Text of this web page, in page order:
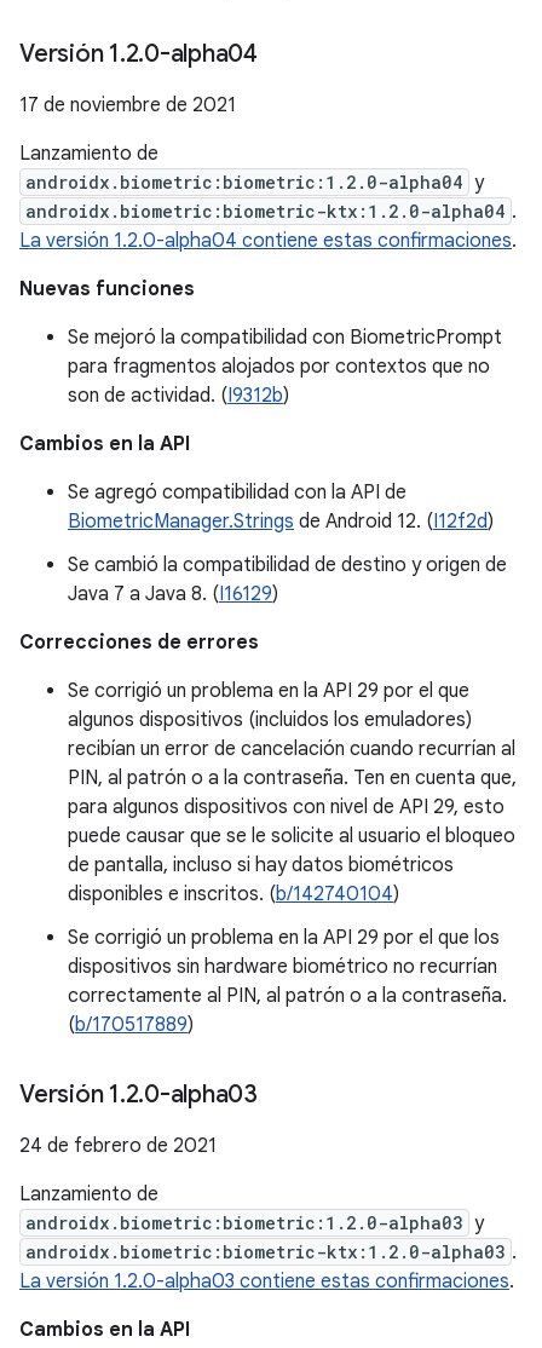
Versión 1.2.0-alpha04
17 de noviembre de 2021
Lanzamiento de
androidx.biometric:biometric:1.2.0-alpha04 y
androidx.biometric:biometric-ktx:1.2.0-alpha04 .
La versión 1.2.0-alpha04 contiene estas confirmaciones.
Nuevas funciones
Se mejoró la compatibilidad con BiometricPrompt
para fragmentos alojados por contextos que no
son de actividad. (I9312b)
Cambios en la API
Se agregó compatibilidad con la API de
BiometricManager.Strings de Android 12. (I12f2d)
Se cambió la compatibilidad de destino y origen de
Java 7 a Java 8. (I16129)
Correcciones de errores
Se corrigió un problema en la API 29 por el que
algunos dispositivos (incluidos los emuladores)
recibían un error de cancelación cuando recurrían al
PIN, al patrón o a la contraseña. Ten en cuenta que,
para algunos dispositivos con nivel de API 29, esto
puede causar que se le solicite al usuario el bloqueo
de pantalla, incluso si hay datos biométricos
disponibles e inscritos. (b/142740104)
Se corrigió un problema en la API 29 por el que los
dispositivos sin hardware biométrico no recurrían
correctamente al PIN, al patrón o a la contraseña.
(b/170517889)
Versión 1.2.0-alpha03
24 de febrero de 2021
Lanzamiento de
androidx.biometric:biometric:1.2.0-alpha03 y
androidx.biometric:biometric-ktx:1.2.0-alpha03 .
La versión 1.2.0-alpha03 contiene estas confirmaciones.
Cambios en la API